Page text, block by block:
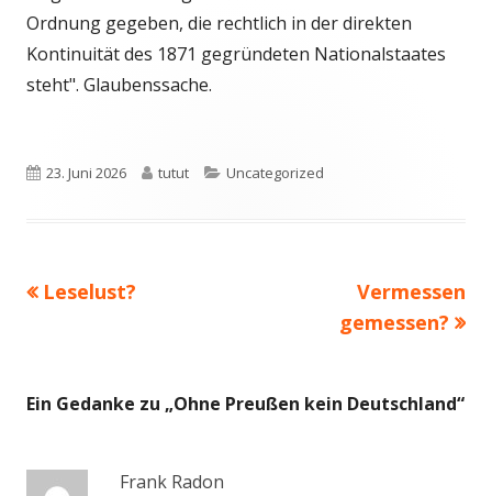
Ordnung gegeben, die rechtlich in der direkten
Kontinuität des 1871 gegründeten Nationalstaates
steht". Glaubenssache.
Veröffentlicht
23. Juni 2026 Autor
tutut Kategorien
Uncategorized
Beitragsnavigation
Vorheriger
Leselust?
Nächster
Beitrag
Vermessen
gemessen?
Ein Gedanke zu „Ohne Preußen kein Deutschland“
Frank Radon